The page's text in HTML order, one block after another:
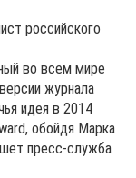
российского
во всем мире
журнала
идея в 2014
обойдя Марка
пресс-служба